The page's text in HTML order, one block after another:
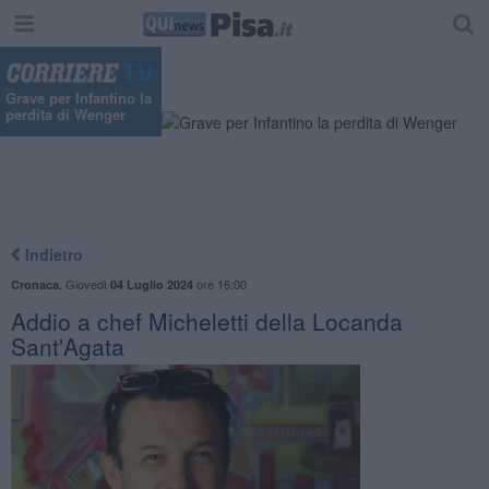
Grave per Infantino la
perdita di Wenger
Indietro
Cronaca Giovedì 04 Luglio 2024ore 16:00
Addio a chef Micheletti della Locanda
Sant'Agata